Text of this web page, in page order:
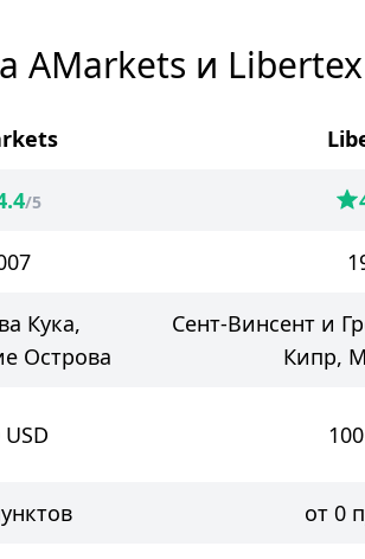
AMarkets и Libertex
/5
Кука,
Острова
Сент-Винсент и
Кипр,
USD 100
от 0